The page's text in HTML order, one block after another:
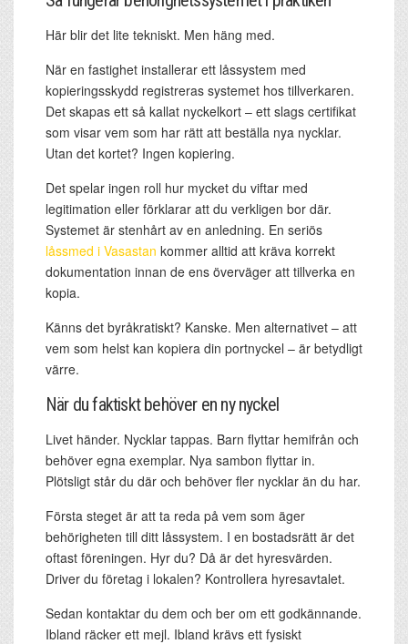
Här blir det lite tekniskt. Men häng med.
När en fastighet installerar ett låssystem med
kopieringsskydd registreras systemet hos tillverkaren.
Det skapas ett så kallat nyckelkort – ett slags certifikat
som visar vem som har rätt att beställa nya nycklar.
Utan det kortet? Ingen kopiering.
Det spelar ingen roll hur mycket du viftar med
legitimation eller förklarar att du verkligen bor där.
Systemet är stenhårt av en anledning. En seriös
låssmed i Vasastan kommer alltid att kräva korrekt
dokumentation innan de ens överväger att tillverka en
kopia.
Känns det byråkratiskt? Kanske. Men alternativet – att
vem som helst kan kopiera din portnyckel – är betydligt
värre.
När du faktiskt behöver en ny nyckel
Livet händer. Nycklar tappas. Barn flyttar hemifrån och
behöver egna exemplar. Nya sambon flyttar in.
Plötsligt står du där och behöver fler nycklar än du har.
Första steget är att ta reda på vem som äger
behörigheten till ditt låssystem. I en bostadsrätt är det
oftast föreningen. Hyr du? Då är det hyresvärden.
Driver du företag i lokalen? Kontrollera hyresavtalet.
Sedan kontaktar du dem och ber om ett godkännande.
Ibland räcker ett mejl. Ibland krävs ett fysiskt